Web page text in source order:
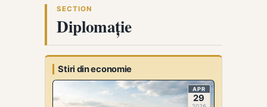
SECTION
Diplomație
Stiri din economie
APR
29